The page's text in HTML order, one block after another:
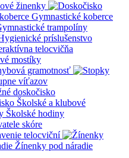
žinenky
Gymnastické koberce
trampolíny
príslušenstvo
telocvičňa
mostíky
gramotnosť
víťazov
doskočisko
Školské a klubové
Školské hodiny
skóre
telocviční
Žínenky pod náradie